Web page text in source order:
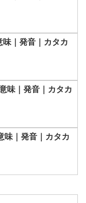
｜発音｜カタカ
味｜発音｜カタカ
｜発音｜カタカ